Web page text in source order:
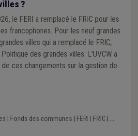
?
le FERI a remplacé le FRIC pour les
francophones. Pour les neuf grandes
villes qui a remplacé le FRIC,
des grandes villes. L'UVCW a
ces changements sur la gestion des
Fonds des communes FERI FRIC ...